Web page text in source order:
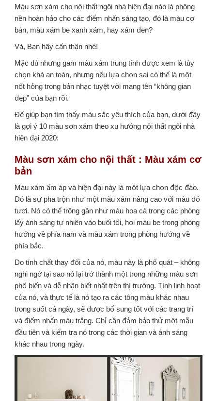
Màu sơn xám cho nội thất ngôi nhà hiện đại nào là phông
nền hoàn hảo cho các điểm nhấn sáng tạo, đó là màu cơ
bản, màu xám be xanh xám, hay xám đen?
Và, Bạn hãy cẩn thận nhé!
Mặc dù nhưng gam màu xám trung tính được xem là tùy
chọn khá an toàn, nhưng nếu lựa chọn sai có thể là một
nốt hỏng trong bản nhạc tuyệt vời mang tên “không gian
đẹp” của bạn rồi.
Để giúp bạn tìm thấy màu sắc yêu thích của bạn, dưới đây
là gợi ý 10 màu sơn xám theo xu hướng nội thất ngôi nhà
hiện đại 2020:
Màu sơn xám cho nội thất : Màu xám cơ
bản
Màu xám ấm áp và hiện đại này là một lựa chọn độc đáo.
Đó là sự pha trộn như một màu xám nâng cao với màu đỏ
tươi. Nó có thể trông gần như màu hoa cà trong các phòng
lấy ánh sáng tự nhiên vào buổi tối, hơi màu be trong phòng
hướng về phía nam và màu xám trong phòng hướng về
phía bắc.
Do tính chất thay đổi của nó, màu này là phổ quát – không
nghi ngờ tại sao nó lại trở thành một trong những màu sơn
phổ biến và dễ nhận biết nhất trên thị trường. Tính linh hoạt
của nó, và thực tế là nó tạo ra các tông màu khác nhau
trong suốt cả ngày, sẽ được bổ sung tốt với các trang trí
và điểm nhấn màu trắng. Chỉ cần đảm bảo thử một mẫu
đầu tiên và kiểm tra nó trong các thời gian và ánh sáng
khác nhau trong ngày.